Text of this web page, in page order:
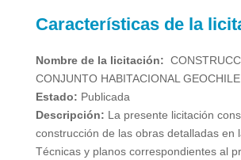
Características de la
Nombre de la licitación:
CONJUNTO HABITACIONAL GEOCHILE
Estado: Publicada
Descripción: La presente licitación
construcción de las obras detalladas en
Técnicas y planos correspondientes al